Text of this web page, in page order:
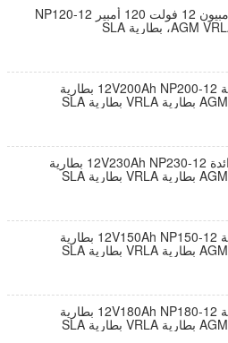
بطارية تشاينا تشامبيون 12 فولت 120 أمبير NP120-12
الصين بطل بطارية 12V200Ah NP200-12 بطارية
بطارية الصين الرائدة 12V230Ah NP230-12 بطارية
الصين بطل بطارية 12V150Ah NP150-12 بطارية
الصين بطل بطارية 12V180Ah NP180-12 بطارية